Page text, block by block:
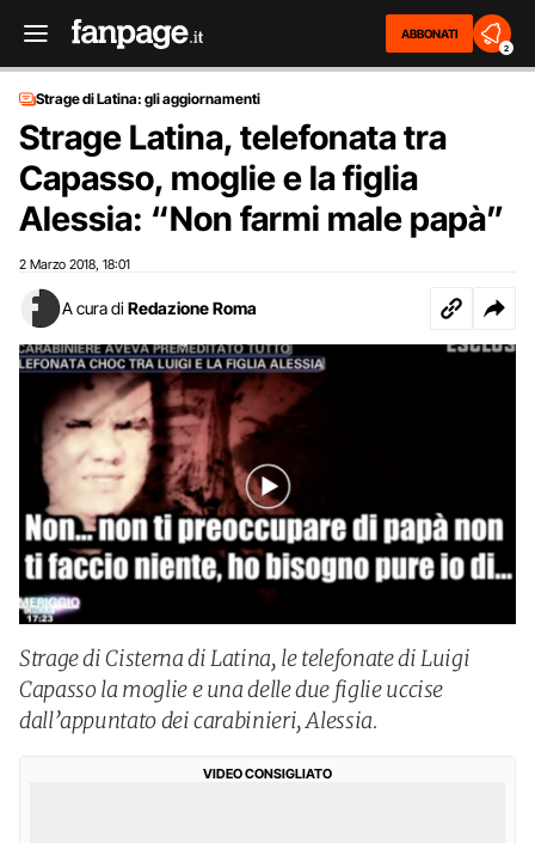
ABBONATI
2
Strage di Latina: gli aggiornamenti
Strage Latina, telefonata tra
Capasso, moglie e la figlia
Alessia: “Non farmi male papà”
2 Marzo 2018 18:01
A cura di Redazione Roma
Strage di Cisterna di Latina, le telefonate di Luigi
Capasso la moglie e una delle due figlie uccise
dall’appuntato dei carabinieri, Alessia.
VIDEO CONSIGLIATO